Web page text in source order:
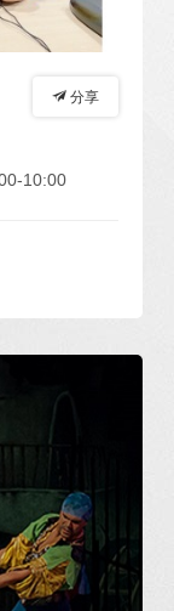
分享
10:00